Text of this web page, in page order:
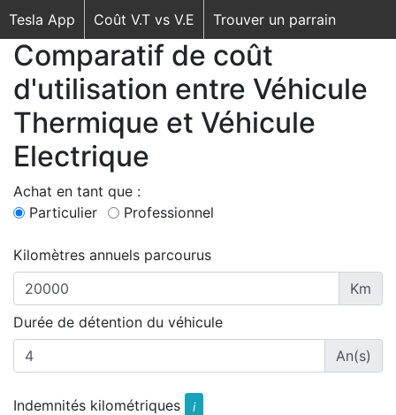
Tesla App Coût V.T vs V.E Trouver un parrain
Comparatif de coût
d'utilisation entre Véhicule
Thermique et Véhicule
Electrique
Achat en tant que :
Particulier
Professionnel
Kilomètres annuels parcourus
Km
Durée de détention du véhicule
An(s)
Indemnités kilométriques i